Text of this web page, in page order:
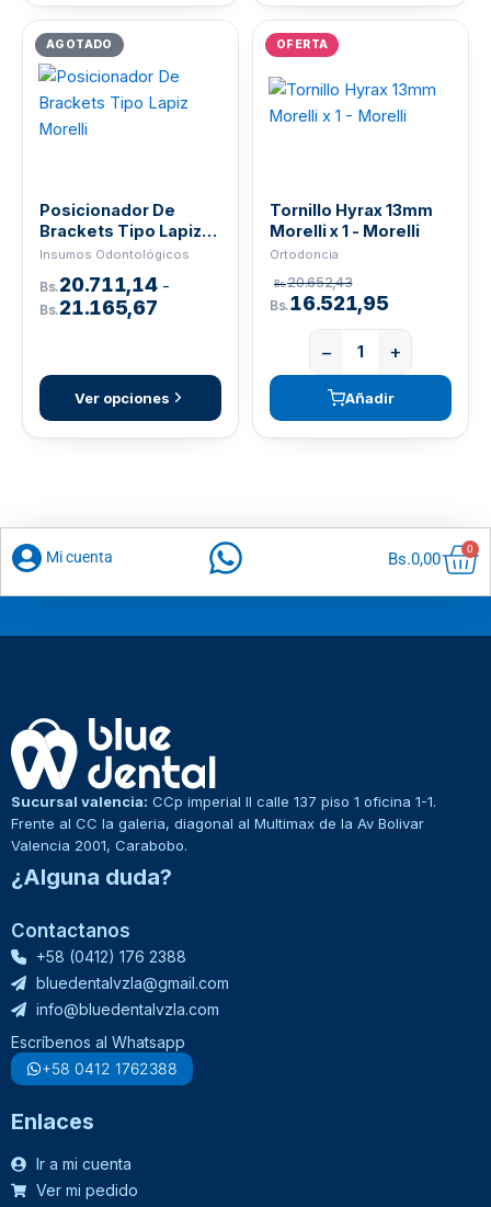
AGOTADO
Posicionador De
Brackets Tipo Lapiz
Morelli
Insumos Odontológicos
Bs.20.711,14 -
Bs.21.165,67
Ver opciones
OFERTA
Tornillo Hyrax 13mm
Morelli x 1 - Morelli
Ortodoncia
Bs.20.652,43
Bs.16.521,95
− +
Añadir
Mi cuenta Bs.0,00
0
Sucursal valencia: CCp imperial II calle 137 piso 1 oficina 1-1.
Frente al CC la galeria, diagonal al Multimax de la Av Bolivar
Valencia 2001, Carabobo.
¿Alguna duda?
Contactanos
+58 (0412) 176 2388
bluedentalvzla@gmail.com
info@bluedentalvzla.com
Escríbenos al Whatsapp
+58 0412 1762388
Enlaces
Ir a mi cuenta
Ver mi pedido